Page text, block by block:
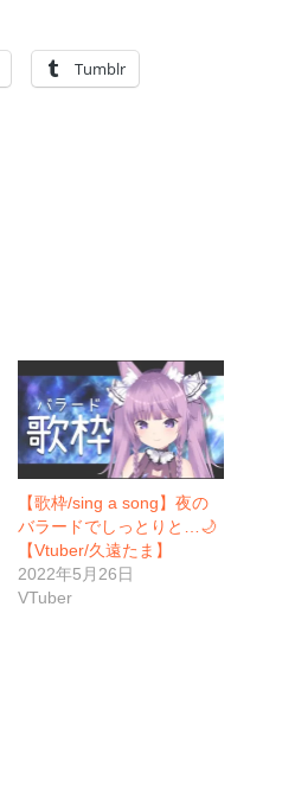
Tumblr
【歌枠/sing a song】夜の
バラードでしっとりと…🌙
【Vtuber/久遠たま】
2022年5月26日
VTuber